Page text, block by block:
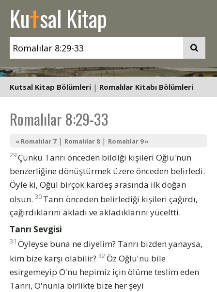
Kutsal Kitap
Kutsal Kitap Bölümleri | Romalılar Kitabı Bölümleri
Romalılar 8:29-33
« Romalılar 7| Romalılar 8| Romalılar 9 »
29Çünkü Tanrı önceden bildiği kişileri Oğlu'nun
benzerliğine dönüştürmek üzere önceden belirledi.
Öyle ki, Oğul birçok kardeş arasında ilk doğan
olsun. 30 Tanrı önceden belirlediği kişileri çağırdı,
çağırdıklarını akladı ve akladıklarını yüceltti.
Tanrı Sevgisi
31 Öyleyse buna ne diyelim? Tanrı bizden yanaysa,
kim bize karşı olabilir? 32Öz Oğlu'nu bile
esirgemeyip O'nu hepimiz için ölüme teslim eden
Tanrı, O'nunla birlikte bize her şeyi